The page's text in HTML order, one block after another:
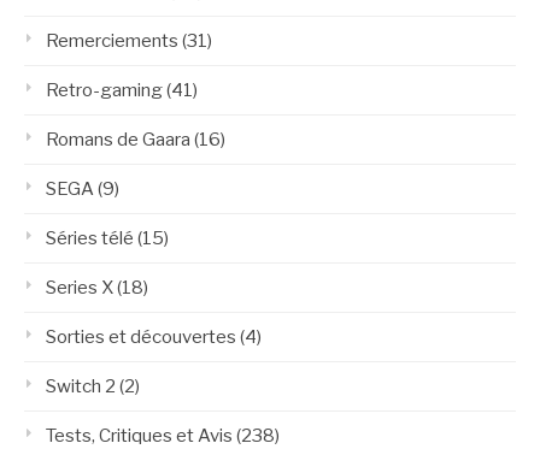
Remerciements (31)
Retro-gaming(41)
Romans de Gaara (16)
SEGA(9)
Séries télé (15)
Series X(18)
Sorties et découvertes (4)
Switch 2 (2)
Tests, Critiques et Avis (238)